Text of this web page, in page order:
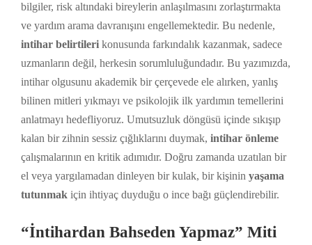
bilgiler, risk altındaki bireylerin anlaşılmasını zorlaştırmakta
ve yardım arama davranışını engellemektedir. Bu nedenle,
intihar belirtileri konusunda farkındalık kazanmak, sadece
uzmanların değil, herkesin sorumluluğundadır. Bu yazımızda,
intihar olgusunu akademik bir çerçevede ele alırken, yanlış
bilinen mitleri yıkmayı ve psikolojik ilk yardımın temellerini
anlatmayı hedefliyoruz. Umutsuzluk döngüsü içinde sıkışıp
kalan bir zihnin sessiz çığlıklarını duymak, intihar önleme
çalışmalarının en kritik adımıdır. Doğru zamanda uzatılan bir
el veya yargılamadan dinleyen bir kulak, bir kişinin yaşama
tutunmak için ihtiyaç duyduğu o ince bağı güçlendirebilir.
“İntihardan Bahseden Yapmaz” Miti